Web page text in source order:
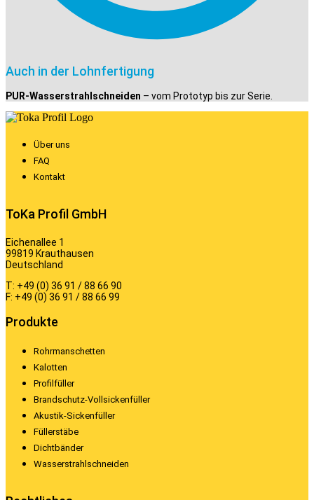
Auch in der Lohnfertigung
PUR-Wasserstrahlschneiden – vom Prototyp bis zur Serie.
Über uns
FAQ
Kontakt
ToKa Profil GmbH
Eichenallee 1
99819 Krauthausen
Deutschland
T: +49 (0) 36 91 / 88 66 90
F: +49 (0) 36 91 / 88 66 99
Produkte
Rohrmanschetten
Kalotten
Profilfüller
Brandschutz-Vollsickenfüller
Akustik-Sickenfüller
Füllerstäbe
Dichtbänder
Wasserstrahlschneiden